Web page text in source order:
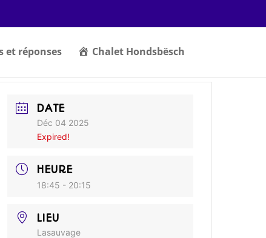
et réponses Chalet Hondsbësch
DATE
Déc 04 2025
Expired!
HEURE
18:45 - 20:15
LIEU
Lasauvage